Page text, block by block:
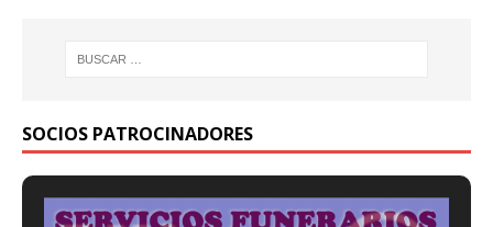
SOCIOS PATROCINADORES